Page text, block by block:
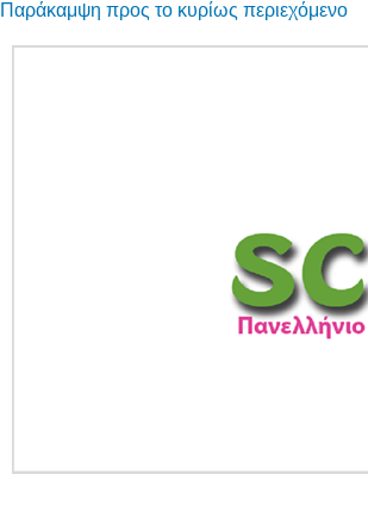
Παράκαμψη προς το κυρίως περιεχόμενο